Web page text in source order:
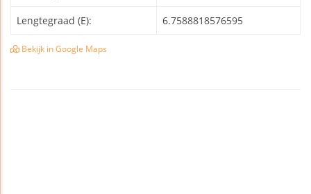
Lengtegraad (E): 6.7588818576595
Bekijk in Google Maps